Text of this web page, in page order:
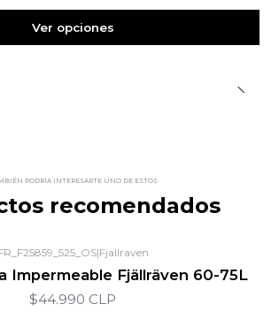
Ver opciones
PODRÍA INTERESARTE UNO DE ESTOS
recomendados
|Fjallraven
Impermeable Fjällräven 60-75L
$44.990 CLP